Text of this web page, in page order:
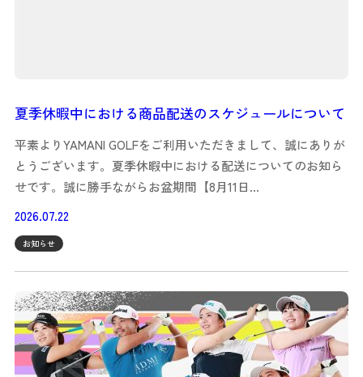
夏季休暇中における商品配送のスケジュールについて
平素よりYAMANI GOLFをご利用いただきまして、誠にありが
とうございます。夏季休暇中における配送についてのお知ら
せです。誠に勝手ながらお盆期間【8月11日…
2026.07.22
お知らせ